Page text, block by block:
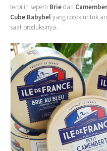
terpilih seperti Briedan
Cube Babybelyang cocok untuk
saat produksinya.